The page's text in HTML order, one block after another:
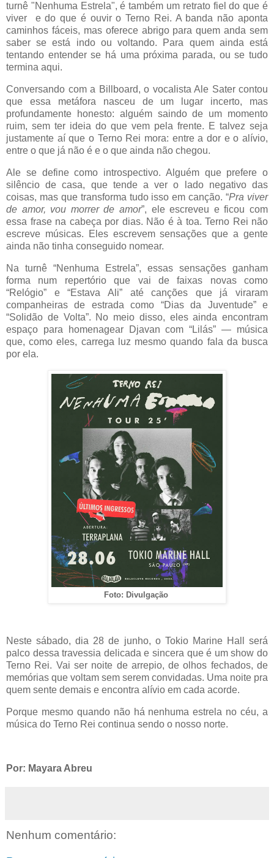
turnê "Nenhuma Estrela", é também um retrato fiel do que é
viver e do que é ouvir o Terno Rei. A banda não aponta
caminhos fáceis, mas oferece abrigo para quem anda sem
saber se está indo ou voltando. Para quem ainda está
tentando entender se há uma próxima parada, ou se tudo
termina aqui.
Conversando com a Billboard, o vocalista Ale Sater contou
que essa metáfora nasceu de um lugar incerto, mas
profundamente honesto: alguém saindo de um momento
ruim, sem ter ideia do que vem pela frente. E talvez seja
justamente aí que o Terno Rei mora: entre a dor e o alívio,
entre o que já não é e o que ainda não chegou.
Ale se define como introspectivo. Alguém que prefere o
silêncio de casa, que tende a ver o lado negativo das
coisas, mas que transforma tudo isso em canção. “Pra viver
de amor, vou morrer de amor”, ele escreveu e ficou com
essa frase na cabeça por dias. Não é à toa. Terno Rei não
escreve músicas. Eles escrevem sensações que a gente
ainda não tinha conseguido nomear.
Na turnê “Nenhuma Estrela”, essas sensações ganham
forma num repertório que vai de faixas novas como
“Relógio” e “Estava Ali” até canções que já viraram
companheiras de estrada como “Dias da Juventude” e
“Solidão de Volta”. No meio disso, eles ainda encontram
espaço para homenagear Djavan com “Lilás” — música
que, como eles, carrega luz mesmo quando fala da busca
por ela.
Foto: Divulgação
Neste sábado, dia 28 de junho, o Tokio Marine Hall será
palco dessa travessia delicada e sincera que é um show do
Terno Rei. Vai ser noite de arrepio, de olhos fechados, de
memórias que voltam sem serem convidadas. Uma noite pra
quem sente demais e encontra alívio em cada acorde.
Porque mesmo quando não há nenhuma estrela no céu, a
música do Terno Rei continua sendo o nosso norte.
Por: Mayara Abreu
Nenhum comentário: